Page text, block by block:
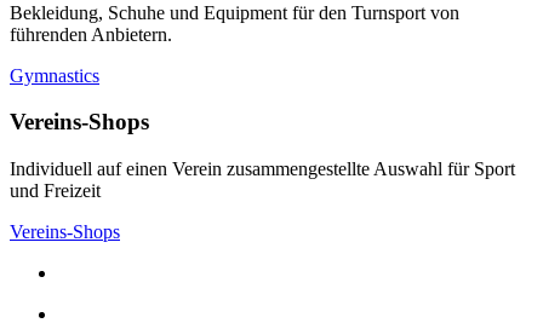
Bekleidung, Schuhe und Equipment für den Turnsport von
führenden Anbietern.
Gymnastics
Vereins-Shops
Individuell auf einen Verein zusammengestellte Auswahl für Sport
und Freizeit
Vereins-Shops